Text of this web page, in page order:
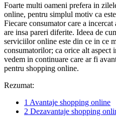
Foarte multi oameni prefera in
online, pentru simplul motiv ca
Fiecare consumator care a
are insa pareri diferite. Ideea de
serviciilor online este din ce in ce
consumatorilor; ca orice alt aspect
vedem in continuare care ar fi
pentru shopping online.
Rezumat:
1 Avantaje shopping online
2 Dezavantaje shopping